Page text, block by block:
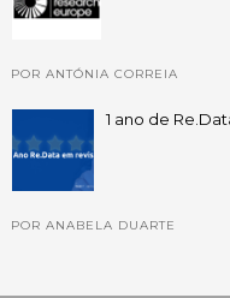
POR ANTÓNIA CORREIA
1 ano de
POR ANABELA DUARTE